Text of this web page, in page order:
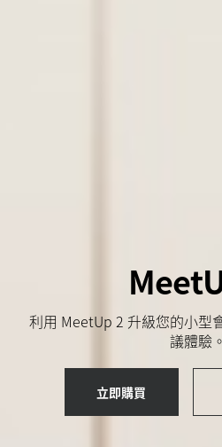
利用 MeetUp 2 升級您的小型
議體驗。
立即購買